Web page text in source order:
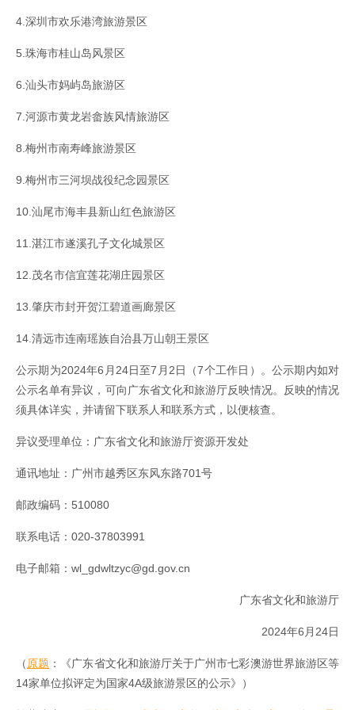
4.深圳市欢乐港湾旅游景区
5.珠海市桂山岛风景区
6.汕头市妈屿岛旅游区
7.河源市黄龙岩畲族风情旅游区
8.梅州市南寿峰旅游景区
9.梅州市三河坝战役纪念园景区
10.汕尾市海丰县新山红色旅游区
11.湛江市遂溪孔子文化城景区
12.茂名市信宜莲花湖庄园景区
13.肇庆市封开贺江碧道画廊景区
14.清远市连南瑶族自治县万山朝王景区
公示期为2024年6月24日至7月2日（7个工作日）。公示期内如对
公示名单有异议，可向广东省文化和旅游厅反映情况。反映的情况
须具体详实，并请留下联系人和联系方式，以便核查。
异议受理单位：广东省文化和旅游厅资源开发处
通讯地址：广州市越秀区东风东路701号
邮政编码：510080
联系电话：020-37803991
电子邮箱：wl_gdwltzyc@gd.gov.cn
广东省文化和旅游厅
2024年6月24日
（原题 ：《广东省文化和旅游厅关于广州市七彩澳游世界旅游区等
14家单位拟评定为国家4A级旅游景区的公示》）